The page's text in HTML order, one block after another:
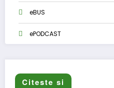
eBUS
ePODCAST
Citeste si